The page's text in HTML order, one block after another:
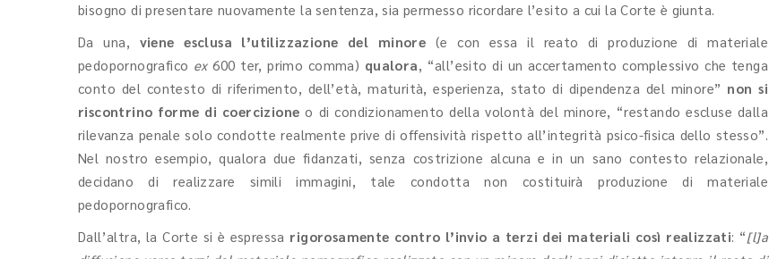
bisogno di presentare nuovamente la sentenza, sia permesso ricordare l’esito a cui la Corte è giunta.
Da una, viene esclusa l’utilizzazione del minore (e con essa il reato di produzione di materiale
pedopornografico ex600 ter, primo comma) qualora, “all’esito di un accertamento complessivo che tenga
conto del contesto di riferimento, dell’età, maturità, esperienza, stato di dipendenza del minore” non si
riscontrino forme di coercizione o di condizionamento della volontà del minore, “restando escluse dalla
rilevanza penale solo condotte realmente prive di offensività rispetto all’integrità psico-fisica dello stesso”.
Nel nostro esempio, qualora due fidanzati, senza costrizione alcuna e in un sano contesto relazionale,
decidano di realizzare simili immagini, tale condotta non costituirà produzione di materiale
pedopornografico.
Dall’altra, la Corte si è espressa rigorosamente contro l’invio a terzi dei materiali così realizzati: “[l]a